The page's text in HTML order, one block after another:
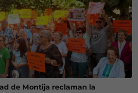
de Montija reclaman la